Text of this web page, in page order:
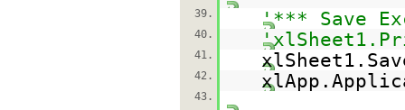
39.
'*** Save
40.
41.
42.
43.